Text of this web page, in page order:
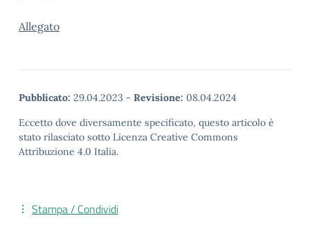
Allegato
Pubblicato: 29.04.2023 - Revisione: 08.04.2024
Eccetto dove diversamente specificato, questo articolo è
stato rilasciato sotto Licenza Creative Commons
Attribuzione 4.0 Italia.
Stampa / Condividi